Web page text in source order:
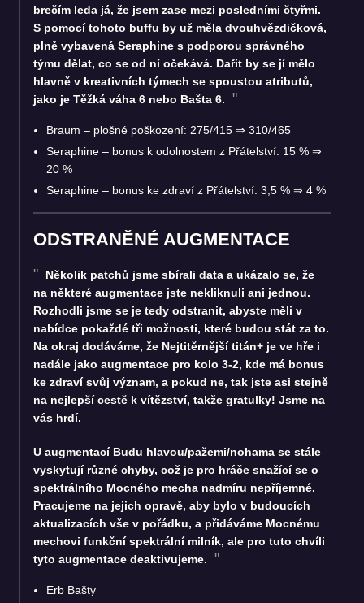
brečím leda já, že jsem zase mezi posledními čtyřmi.
S pomocí tohoto buffu by už měla dvouhvězdičková,
plně vybavená Seraphine s podporou správného
týmu dělat, co se od ní očekává. Dařit by se jí mělo
hlavně v kreativních týmech se spoustou atributů,
jako je Těžká váha 6 nebo Bašta 6.
Braum – plošné poškození: 275/415 ⇒ 310/465
Seraphine – bonus k odolnostem z Přátelství: 15 % ⇒
20 %
Seraphine – bonus ke zdraví z Přátelství: 3,5 % ⇒ 4 %
ODSTRANĚNÉ AUGMENTACE
Několik patchů jsme sbírali data a ukázalo se, že
na některé augmentace jste nekliknuli ani jednou.
Rozhodli jsme se je tedy odstranit, abyste měli v
nabídce pokaždé tři možnosti, které budou stát za to.
Na okraj dodáváme, že Nejtitěrnější titán+ je ve hře i
nadále jako augmentace pro kolo 3-2, kde má bonus
ke zdraví svůj význam, a pokud ne, tak jste asi stejně
na nejlepší cestě k vítězství, takže gratulky! Jsme na
vás hrdí.
U augmentací Budu hlavou/pažemi/nohama se stále
vyskytují různé chyby, což je pro hráče snažící se o
spektrálního Mocného mecha nadmíru nepříjemné.
Pracujeme na jejich opravě, aby bylo v budoucích
aktualizacích vše v pořádku, a přidáváme Mocnému
mechovi funkční spektrální milník, ale pro tuto chvíli
tyto augmentace deaktivujeme.
Erb Bašty